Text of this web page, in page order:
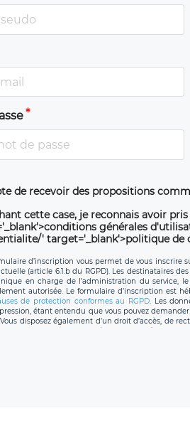
de recevoir des propositions
cette case, je reconnais avoir
générales
' target='_blank'>politique de
d’inscription vous permet de vous inscrire
(article 6.1.b du RGPD). Les destinataires
en charge de l’administration du service,
autorisée. Le formulaire d’inscription est
de protection conformes au RGPD. Les
étant entendu que vous pouvez
disposez également d’un droit d’accès, de
ainsi que d’un droit à la portabilité de vos
données de LÉGAVOX qui exerce au siège
mail :